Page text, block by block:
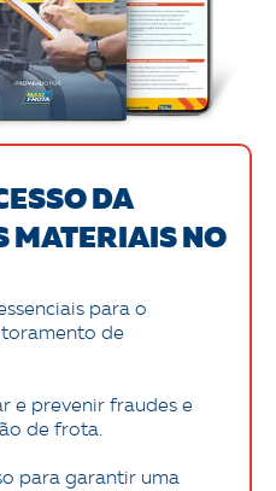
DA
MATERIAIS NO
para o
de
e prevenir fraudes e
de frota.
para garantir uma